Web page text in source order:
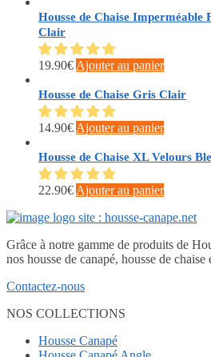
Housse de Chaise Imperméable
Clair
19.90€Ajouter au panier
Housse de Chaise Gris Clair
14.90€Ajouter au panier
Housse de Chaise XL Velours
22.90€Ajouter au panier
Grâce à notre gamme de produits de
nos housse de canapé, housse de chaise
Contactez-nous
NOS COLLECTIONS
Housse Canapé